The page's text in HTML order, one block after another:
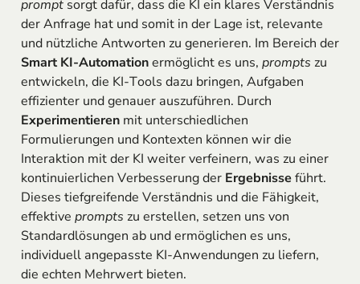
promptsorgt dafür, dass die KI ein klares Verständnis
der Anfrage hat und somit in der Lage ist, relevante
und nützliche Antworten zu generieren. Im Bereich der
Smart KI-Automationermöglicht es uns, prompts zu
entwickeln, die KI-Tools dazu bringen, Aufgaben
effizienter und genauer auszuführen. Durch
Experimentierenmit unterschiedlichen
Formulierungen und Kontexten können wir die
Interaktion mit der KI weiter verfeinern, was zu einer
kontinuierlichen Verbesserung der Ergebnisseführt.
Dieses tiefgreifende Verständnis und die Fähigkeit,
effektive prompts zu erstellen, setzen uns von
Standardlösungen ab und ermöglichen es uns,
individuell angepasste KI-Anwendungen zu liefern,
die echten Mehrwert bieten.